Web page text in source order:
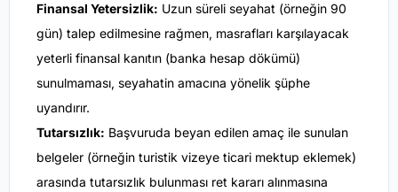
Finansal Yetersizlik: Uzun süreli seyahat (örneğin 90
gün) talep edilmesine rağmen, masrafları karşılayacak
yeterli finansal kanıtın (banka hesap dökümü)
sunulmaması, seyahatin amacına yönelik şüphe
uyandırır.
Tutarsızlık: Başvuruda beyan edilen amaç ile sunulan
belgeler (örneğin turistik vizeye ticari mektup eklemek)
arasında tutarsızlık bulunması ret kararı alınmasına